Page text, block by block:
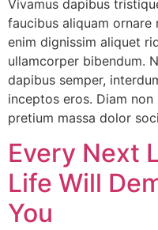
Vivamus dapibus
faucibus aliquam ornare
enim dignissim aliquet
ullamcorper bibendum.
dapibus semper,
inceptos eros. Diam
pretium massa dolor
Every Next
Life Will
You